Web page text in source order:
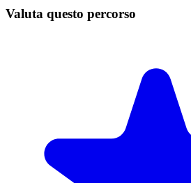
Valuta questo percorso